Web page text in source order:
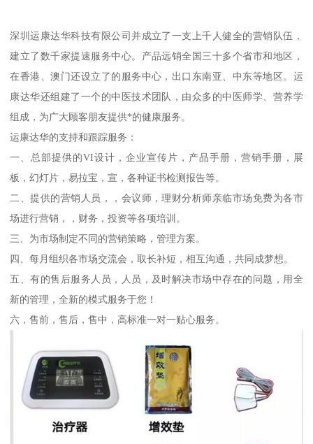
深圳运康达华科技有限公司并成立了一支上千人健全的营销队伍，
建立了数千家提速服务中心。产品远销全国三十多个省市和地区，
在香港、澳门还设立了的服务中心，出口东南亚、中东等地区。运
康达华还组建了一个的中医技术团队，由众多的中医师学、营养学
组成，为广大顾客朋友提供*的健康服务。
运康达华的支持和跟踪服务：
一、总部提供的VI设计，企业宣传片，产品手册，营销手册，展
板，幻灯片，易拉宝，宣，各种证书检测报告等。
二、提供的营销人员，，会议师，理财分析师亲临市场免费为各市
场进行营销，，财务，投资等各项培训。
三、为市场制定不同的营销策略，管理方案。
四、每月组织各市场交流会，取长补短，相互沟通，共同成梦想。
五、有的售后服务人员，人员，及时解决市场中存在的问题，用全
新的管理，全新的模式服务于您！
六，售前，售后，售中，高标准一对一贴心服务。